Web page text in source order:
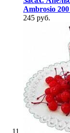
Ambrosio 200
245 руб.